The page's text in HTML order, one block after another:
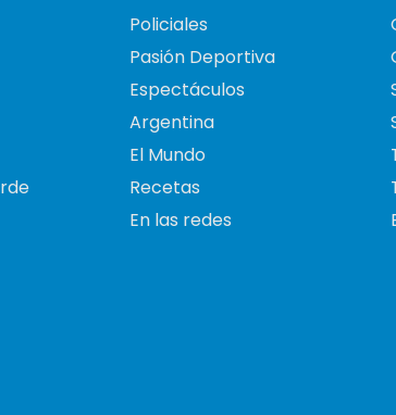
Policiales
Pasión Deportiva
Espectáculos
Argentina
El Mundo
Recetas
En las redes